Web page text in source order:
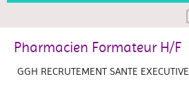
Pharmacien Formateur H/F
GGH RECRUTEMENT SANTE EXECUTIVE